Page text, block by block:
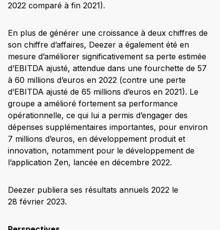
2022 comparé à fin 2021).
En plus de générer une croissance à deux chiffres de
son chiffre d’affaires, Deezer a également été en
mesure d’améliorer significativement sa perte estimée
d’EBITDA ajusté, attendue dans une fourchette de 57
à 60 millions d’euros en 2022 (contre une perte
d’EBITDA ajusté de 65 millions d’euros en 2021). Le
groupe a amélioré fortement sa performance
opérationnelle, ce qui lui a permis d’engager des
dépenses supplémentaires importantes, pour environ
7 millions d’euros, en développement produit et
innovation, notamment pour le développement de
l’application Zen, lancée en décembre 2022.
Deezer publiera ses résultats annuels 2022 le
28 février 2023.